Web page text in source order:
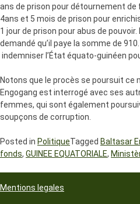
ans de prison pour détournement
4ans et 5 mois de prison pour
1 jour de prison pour abus de
demandé qu’il paye la somme de
indemniser l’État équato-guinéen
Notons que le procès se poursuit ce
Engogang est interrogé avec ses
femmes, qui sont également
soupçons de corruption.
Posted in PolitiqueTagged Baltasar
fonds, GUINEE EQUATORIALE,
Mentions legales